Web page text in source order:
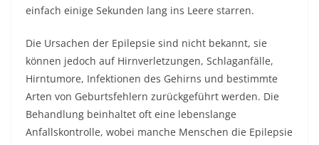
einfach einige Sekunden lang ins Leere starren.
Die Ursachen der Epilepsie sind nicht bekannt, sie
können jedoch auf Hirnverletzungen, Schlaganfälle,
Hirntumore, Infektionen des Gehirns und bestimmte
Arten von Geburtsfehlern zurückgeführt werden. Die
Behandlung beinhaltet oft eine lebenslange
Anfallskontrolle, wobei manche Menschen die Epilepsie